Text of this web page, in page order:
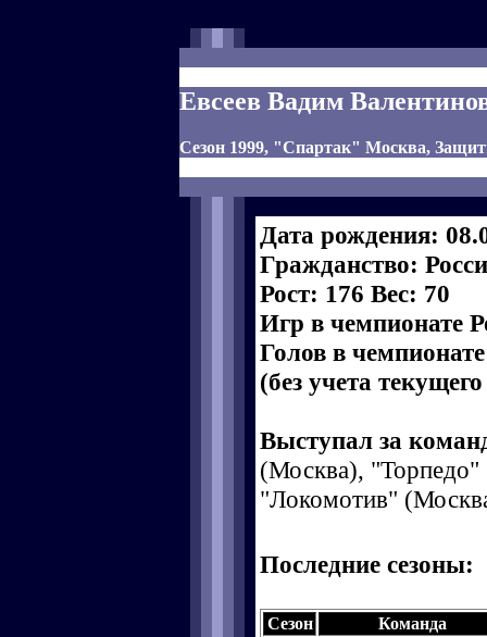
Евсеев Вадим
Сезон 1999, "Спартак" Москва,
Дата рождения:
Гражданство:
Рост: 176 Вес: 70
Игр в чемпионате
Голов в
(без учета
Выступал за
(Москва),
"Локомотив"
Последние сезоны:
Сезон
Команда